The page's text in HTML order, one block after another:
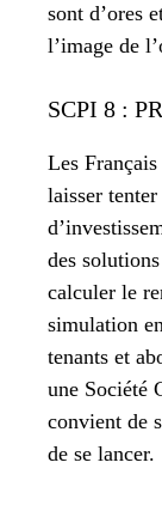
sont d’ores
l’image de
SCPI 8 :
Les
laisser
des
calculer le
simulation
tenants et
une Société
convient de
de se lancer.